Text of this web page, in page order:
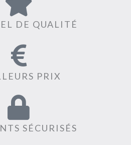
DE QUALITÉ
PRIX
SÉCURISÉS